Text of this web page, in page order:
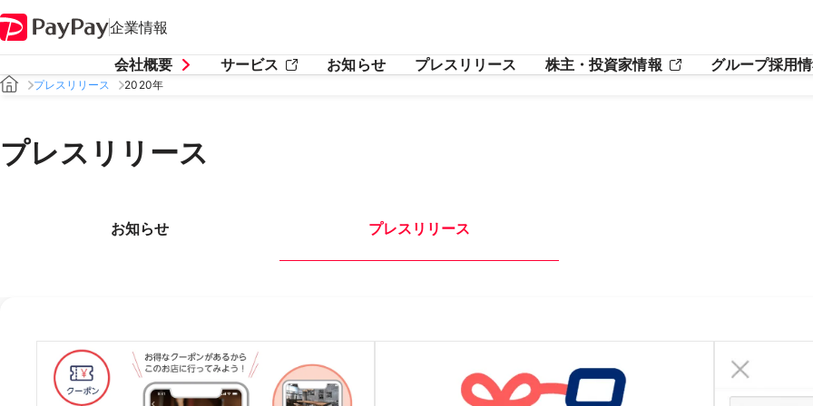
企業情報
会社概要 サービス お知らせ プレスリリース 株主・投資家情報 グループ採用
プレスリリース 2020年
プレスリリース
お知らせ プレスリリース